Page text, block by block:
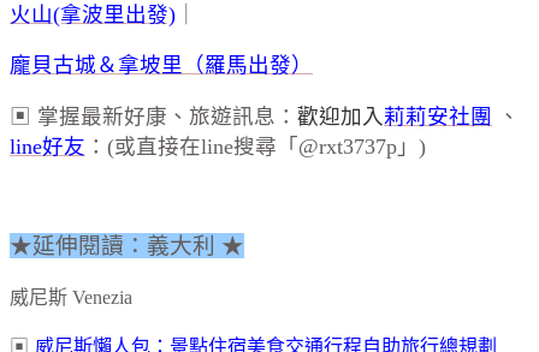
火山(拿波里出發)
龐貝古城＆拿坡里（羅馬出發）
▣ 掌握最新好康、旅遊訊息： 歡迎加入莉莉安社團
、
line好友 ：(或直接在line搜尋「@rxt3737p」)
★延伸閱讀：義大利 ★
威尼斯 Venezia
▣ 威尼斯懶人包：景點住宿美食交通行程自助旅行總規劃